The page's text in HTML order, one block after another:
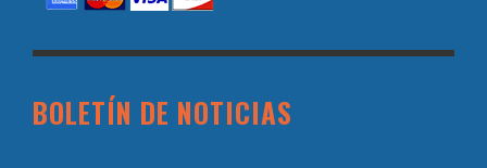
BOLETÍN DE NOTICIAS